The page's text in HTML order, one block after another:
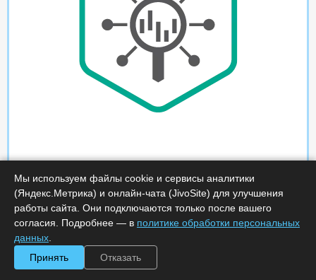
Мы используем файлы cookie и сервисы аналитики
(Яндекс.Метрика) и онлайн-чата (JivoSite) для улучшения
работы сайта. Они подключаются только после вашего
согласия. Подробнее — в политике обработки персональных
данных
Принять
Отказать